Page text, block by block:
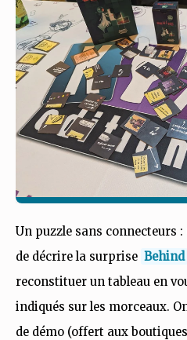
Un puzzle sans connecteurs
de décrire la surprise Behind
reconstituer un tableau en
indiqués sur les morceaux.
de démo (offert aux